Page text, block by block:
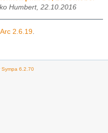
Humbert, 22.10.2016
2.6.19.
Sympa 6.2.70